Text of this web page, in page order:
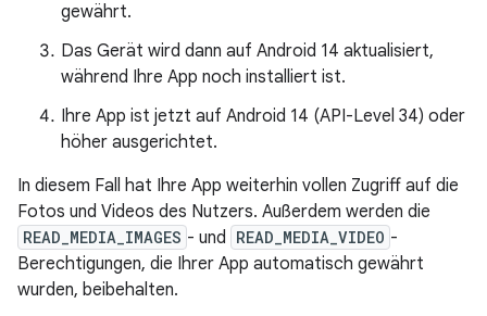
gewährt.
Das Gerät wird dann auf Android 14 aktualisiert,
während Ihre App noch installiert ist.
Ihre App ist jetzt auf Android 14 (API-Level 34) oder
höher ausgerichtet.
In diesem Fall hat Ihre App weiterhin vollen Zugriff auf die
Fotos und Videos des Nutzers. Außerdem werden die
READ_MEDIA_IMAGES - und READ_MEDIA_VIDEO -
Berechtigungen, die Ihrer App automatisch gewährt
wurden, beibehalten.